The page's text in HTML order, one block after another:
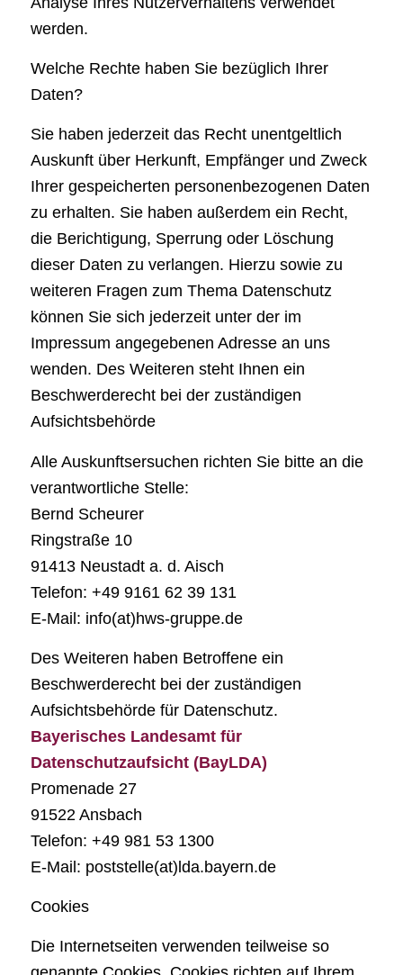
werden.
Welche Rechte haben Sie bezüglich Ihrer
Daten?
Sie haben jederzeit das Recht unentgeltlich
Auskunft über Herkunft, Empfänger und Zweck
Ihrer gespeicherten personenbezogenen Daten
zu erhalten. Sie haben außerdem ein Recht,
die Berichtigung, Sperrung oder Löschung
dieser Daten zu verlangen. Hierzu sowie zu
weiteren Fragen zum Thema Datenschutz
können Sie sich jederzeit unter der im
Impressum angegebenen Adresse an uns
wenden. Des Weiteren steht Ihnen ein
Beschwerderecht bei der zuständigen
Aufsichtsbehörde
Alle Auskunftsersuchen richten Sie bitte an die
verantwortliche Stelle:
Bernd Scheurer
Ringstraße 10
91413 Neustadt a. d. Aisch
Telefon: +49 9161 62 39 131
E-Mail: info(at)hws-gruppe.de
Des Weiteren haben Betroffene ein
Beschwerderecht bei der zuständigen
Aufsichtsbehörde für Datenschutz.
Bayerisches Landesamt für
Datenschutzaufsicht (BayLDA)
Promenade 27
91522 Ansbach
Telefon: +49 981 53 1300
E-Mail: poststelle(at)lda.bayern.de
Cookies
Die Internetseiten verwenden teilweise so